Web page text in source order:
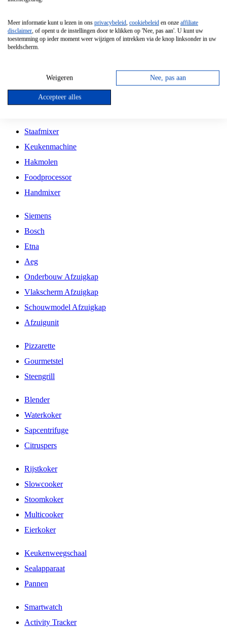
Vrijstaande Magnetron
Vrijstaande Kookplaat
Inbouw Gaskookplaat
Inbouw Keramische Kookplaat
Kookplaat Accessoires
Staafmixer
Keukenmachine
Hakmolen
Foodprocessor
Handmixer
Siemens
Bosch
Etna
Aeg
Onderbouw Afzuigkap
Vlakscherm Afzuigkap
Schouwmodel Afzuigkap
Afzuigunit
Pizzarette
Gourmetstel
Steengrill
Blender
Waterkoker
Sapcentrifuge
Citruspers
Rijstkoker
Slowcooker
Stoomkoker
Multicooker
Eierkoker
Keukenweegschaal
Sealapparaat
Pannen
Smartwatch
Activity Tracker
Meer informatie kunt u lezen in ons privacybeleid, cookiebeleid en onze affiliate
disclaimer, of opent u de instellingen door te klikken op 'Nee, pas aan'. U kunt uw
toestemming op ieder moment weer wijzigen of intrekken via de knop linksonder in uw
beeldscherm.
Weigeren Nee, pas aan
Accepteer alles